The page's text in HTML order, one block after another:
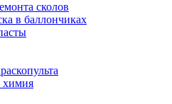
сколов
в баллончиках
химия